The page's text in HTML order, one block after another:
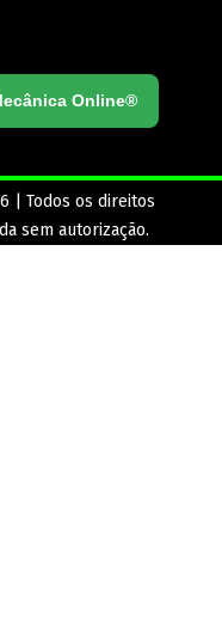
Online®
| Todos os direitos
sem autorização.